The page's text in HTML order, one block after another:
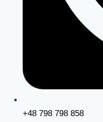
+48 798 798 858